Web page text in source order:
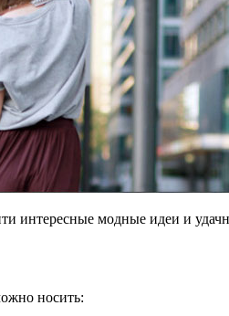
интересные модные идеи и
носить: